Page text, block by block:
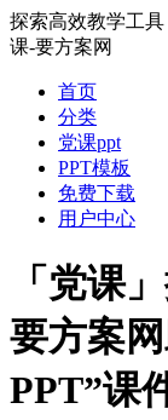
探索高效教学工
课-要方案网
首页
分类
党课ppt
PPT模板
免费下载
用户中心
「党课
要方案
PPT”课